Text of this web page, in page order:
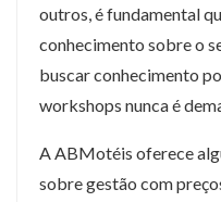
outros, é fundamental
conhecimento sobre o
buscar conhecimento
workshops nunca é
A ABMotéis oferece
sobre gestão com